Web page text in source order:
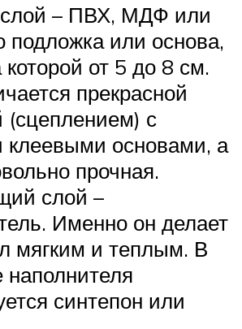
– ПВХ, МДФ или
подложка или основа,
от 5 до 8 см.
прекрасной
(сцеплением) с
клеевыми основами, а
прочная.
слой –
Именно он делает
мягким и теплым. В
наполнителя
синтепон или